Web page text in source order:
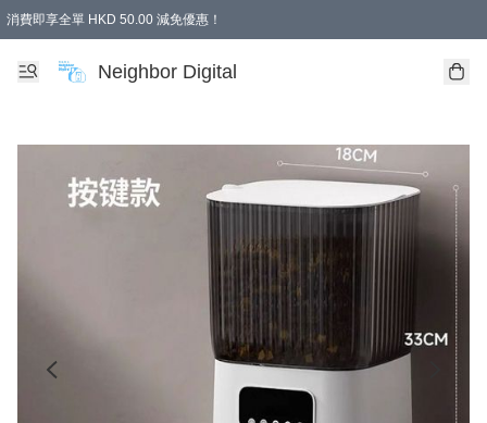
消費即享全單 HKD 50.00 減免優惠！
Neighbor Digital